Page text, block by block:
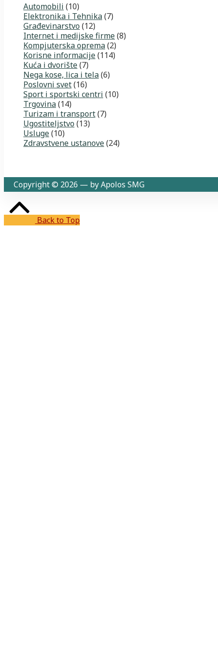
Automobili (10)
Elektronika i Tehnika(7)
Građevinarstvo (12)
Internet i medijske firme(8)
Kompjuterska oprema(2)
Korisne informacije(114)
Kuća i dvorište(7)
Nega kose, lica i tela(6)
Poslovni svet(16)
Sport i sportski centri (10)
Trgovina(14)
Turizam i transport(7)
Ugostiteljstvo (13)
Usluge(10)
Zdravstvene ustanove(24)
Copyright © 2026 — by Apolos SMG
Back to Top